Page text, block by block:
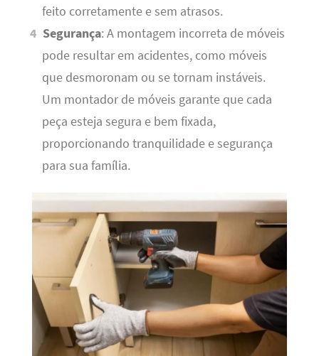
feito corretamente e sem atrasos.
Segurança: A montagem incorreta de móveis
pode resultar em acidentes, como móveis
que desmoronam ou se tornam instáveis.
Um montador de móveis garante que cada
peça esteja segura e bem fixada,
proporcionando tranquilidade e segurança
para sua família.